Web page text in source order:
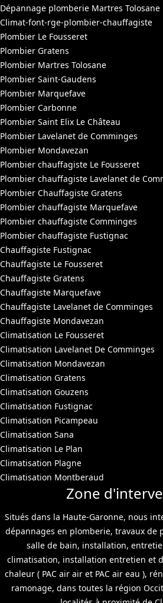
Dépannage plomberie Martres Tolosane
Climat-font-rge-plombier-chauffagiste
Plombier Le Fousseret
Plombier Gratens
Plombier Martres Tolosane
Plombier Saint-Gaudens
Plombier Marquefave
Plombier Carbonne
Plombier Saint Elix Le Château
Plombier Lavelanet de Comminges
Plombier Mondavezan
Plombier chauffagiste Le Fousseret
Plombier chauffagiste Lavelanet de
Plombier Chauffagiste Gratens
Plombier chauffagiste Marquefave
Plombier chauffagiste Comminges
Plombier chauffagiste Fustignac
Chauffagiste Fustignac
Chauffagiste Le Fousseret
Chauffagiste Gratens
Chauffagiste Marquefave
Chauffagiste Lavelanet de Comminges
Chauffagiste Mondavezan
Climatisation Le Fousseret
Climatisation Lavelanet De Comminges
Climatisation Mondavezan
Climatisation Gratens
Climatisation Gouzens
Climatisation Fustignac
Climatisation Picampeau
Climatisation Sana
Climatisation Le Plan
Climatisation Plagne
Climatisation Montberaud
Zone
Situés dans la Haute-Garonne, nous
dépannages en plomberie, travaux de
salle de bain, installation,
climatisation, installation entretien et
chaleur ( PAC air air et PAC air eau ),
ramonage, dans toutes la région